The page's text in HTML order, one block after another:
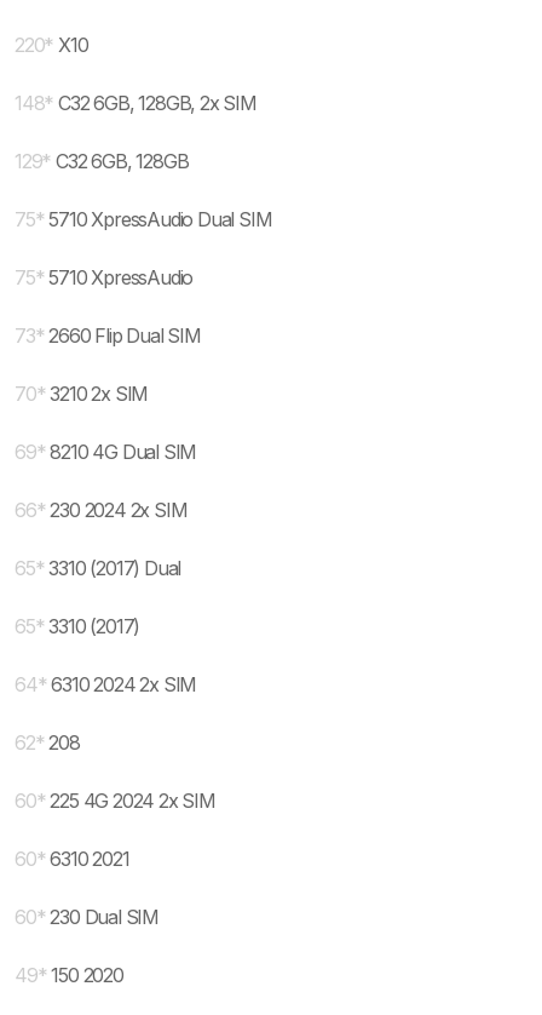
220* X10
148* C32 6GB, 128GB, 2x SIM
129* C32 6GB, 128GB
75* 5710 XpressAudio Dual SIM
75* 5710 XpressAudio
73* 2660 Flip Dual SIM
70* 3210 2x SIM
69* 8210 4G Dual SIM
66* 230 2024 2x SIM
65* 3310 (2017) Dual
65* 3310 (2017)
64* 6310 2024 2x SIM
62* 208
60* 225 4G 2024 2x SIM
60* 6310 2021
60* 230 Dual SIM
49* 150 2020